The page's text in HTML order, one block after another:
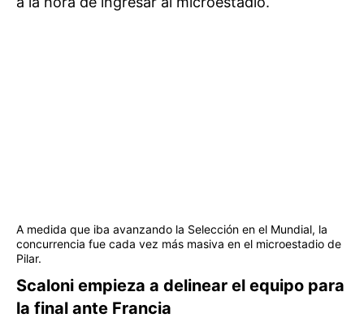
A medida que iba avanzando la Selección en el Mundial, la
concurrencia fue cada vez más masiva en el microestadio de
Pilar.
Scaloni empieza a delinear el equipo para
la final ante Francia